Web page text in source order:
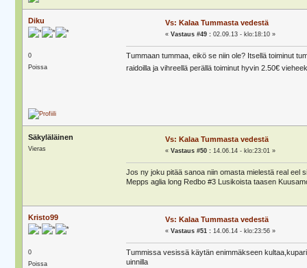
Diku
0
Poissa
Vs: Kalaa Tummasta vedestä
« Vastaus #49 : 02.09.13 - klo:18:10 »
Tummaan tummaa, eikö se niin ole? Itsellä toiminut
raidoilla ja vihreellä perällä toiminut hyvin 2.50€
Säkyläläinen
Vieras
Vs: Kalaa Tummasta vedestä
« Vastaus #50 : 14.06.14 - klo:23:01 »
Jos ny joku pitää sanoa niin omasta mielestä real eel
Mepps aglia long Redbo #3 Lusikoista taasen
Kristo99
0
Poissa
Vs: Kalaa Tummasta vedestä
« Vastaus #51 : 14.06.14 - klo:23:56 »
Tummissa vesissä käytän enimmäkseen
uinnilla